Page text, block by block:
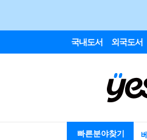
국내도서 외국도서
빠른분야찾기